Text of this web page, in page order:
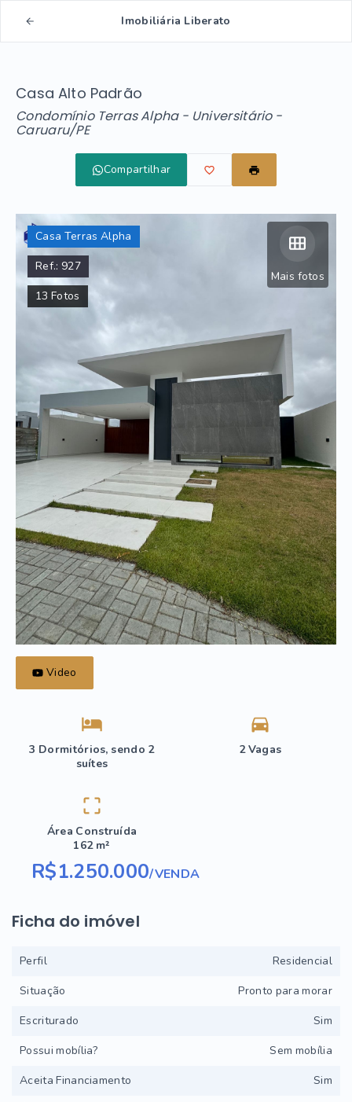
Imobiliária Liberato
Casa Alto Padrão
Condomínio Terras Alpha - Universitário -
Caruaru/PE
Compartilhar
Mais fotos
Casa Terras Alpha
Ref.: 927
13 Fotos
Video
3 Dormitórios, sendo 2
suítes
2 Vagas
Área Construída
162 m²
R$1.250.000/VENDA
Ficha do imóvel
Perfil
Residencial
Situação
Pronto para morar
Escriturado
Sim
Possui mobília?
Sem mobília
Aceita Financiamento
Sim